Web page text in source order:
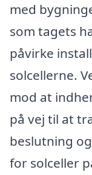
med
som tagets
påvirke
solcellerne.
mod at
på vej til at
beslutning
for solceller